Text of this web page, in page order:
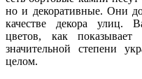
но и декоративные. Они
качестве декора улиц.
цветов, как
значительной степени
целом.